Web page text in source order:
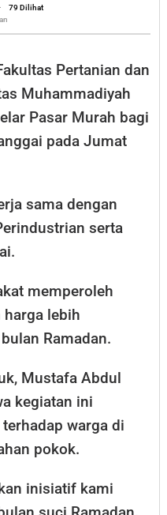
FPP
Unismuh
Gelar
Pasar
Murah
di
79 Dilihat
Pertanian dan
Muhammadiyah
Pasar Murah bagi
pada Jumat
sama dengan
serta
memperoleh
lebih
Ramadan.
Mustafa Abdul
kegiatan ini
warga di
pokok.
inisiatif kami